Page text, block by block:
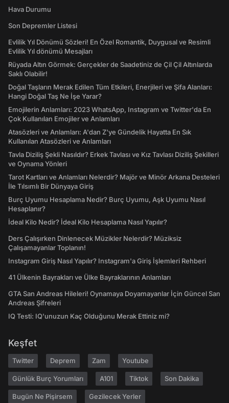
Hava Durumu
Son Depremler Listesi
Evlilik Yıl Dönümü Sözleri! En Özel Romantik, Duygusal ve Resimli
Evlilik Yıl dönümü Mesajları
Rüyada Altın Görmek: Gerçekler de Saadetiniz de Çil Çil Altınlarda
Saklı Olabilir!
Doğal Taşların Merak Edilen Tüm Etkileri, Enerjileri ve Şifa Alanları:
Hangi Doğal Taş Ne İşe Yarar?
Emojilerin Anlamları: 2023 WhatsApp, Instagram ve Twitter'da En
Çok Kullanılan Emojiler ve Anlamları
Atasözleri ve Anlamları: A'dan Z'ye Gündelik Hayatta En Sık
Kullanılan Atasözleri ve Anlamları
Tavla Diziliş Şekli Nasıldır? Erkek Tavlası ve Kız Tavlası Diziliş Şekilleri
ve Oynama Yönleri
Tarot Kartları ve Anlamları Nelerdir? Majör ve Minör Arkana Desteleri
İle Tılsımlı Bir Dünyaya Giriş
Burç Uyumu Hesaplama Nedir? Burç Uyumu, Aşk Uyumu Nasıl
Hesaplanır?
İdeal Kilo Nedir? İdeal Kilo Hesaplama Nasıl Yapılır?
Ders Çalışırken Dinlenecek Müzikler Nelerdir? Müziksiz
Çalışamayanlar Toplanın!
Instagram Giriş Nasıl Yapılır? Instagram'a Giriş İşlemleri Rehberi
41 Ülkenin Bayrakları ve Ülke Bayraklarının Anlamları
GTA San Andreas Hileleri! Oynamaya Doyamayanlar İçin Güncel San
Andreas Şifreleri
IQ Testi: IQ'unuzun Kaç Olduğunu Merak Ettiniz mi?
Keşfet
Twitter Deprem Zam Youtube
Günlük Burç Yorumları A101 Tiktok Son Dakika
Bugün Ne Pişirsem Gezilecek Yerler